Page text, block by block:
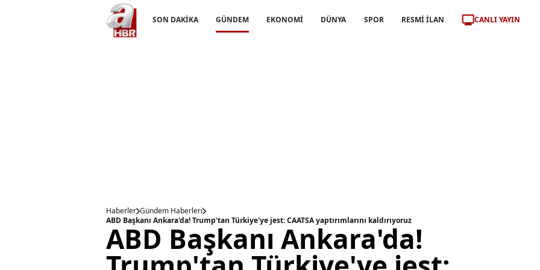
SON DAKİKA GÜNDEM EKONOMİ DÜNYA SPOR RESMİ İLAN CANLI YAYIN
Haberler Gündem Haberleri
ABD Başkanı Ankara'da! Trump'tan Türkiye'ye jest: CAATSA yaptırımlarını kaldırıyoruz
ABD Başkanı Ankara'da!